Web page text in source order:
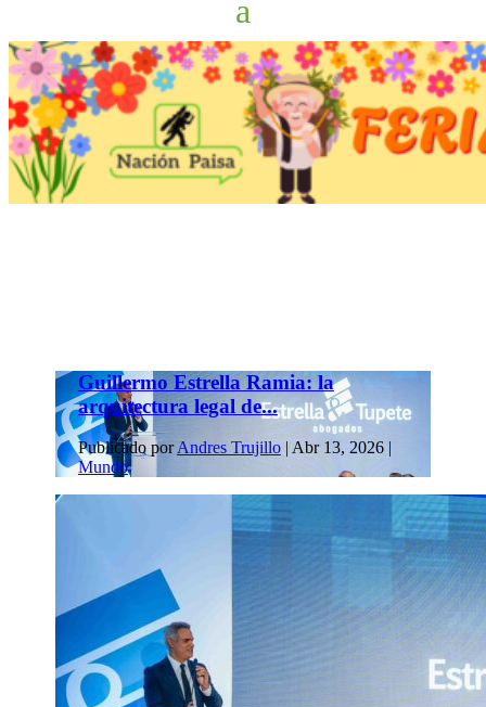
Guillermo Estrella Ramia: la
arquitectura legal de...
Publicado porAndres Trujillo| Abr 13, 2026|
Mundo